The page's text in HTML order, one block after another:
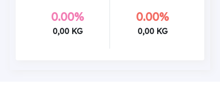
0.00%
0,00 KG
0.00%
0,00 KG